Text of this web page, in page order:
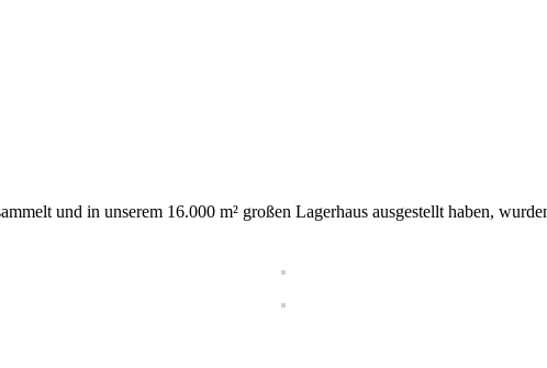
und in unserem 16.000 m² großen Lagerhaus ausgestellt haben,